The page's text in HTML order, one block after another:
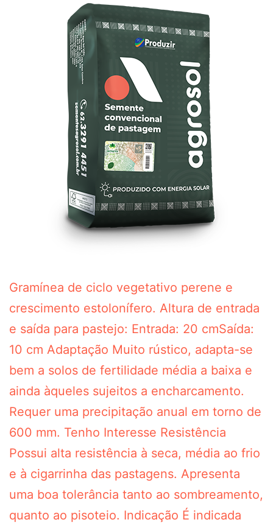
Gramínea de ciclo vegetativo perene e
crescimento estolonífero. Altura de entrada
e saída para pastejo: Entrada: 20 cmSaída:
10 cm Adaptação Muito rústico, adapta-se
bem a solos de fertilidade média a baixa e
ainda àqueles sujeitos a encharcamento.
Requer uma precipitação anual em torno de
600 mm. Tenho Interesse Resistência
Possui alta resistência à seca, média ao frio
e à cigarrinha das pastagens. Apresenta
uma boa tolerância tanto ao sombreamento,
quanto ao pisoteio. Indicação É indicada